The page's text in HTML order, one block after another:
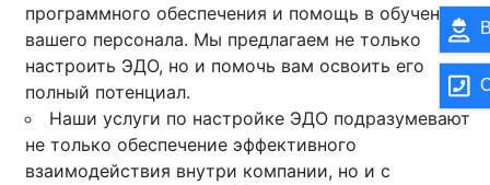
программного обеспечения и помощь в обучении
вашего персонала. Мы предлагаем не только
настроить ЭДО, но и помочь вам освоить его
полный потенциал.
Наши услуги по настройке ЭДО подразумевают
не только обеспечение эффективного
взаимодействия внутри компании, но и с